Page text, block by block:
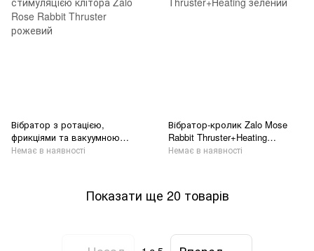
Вібратор з ротацією,
фрикціями та вакуумною
стимуляцією клітора Zalo
Немає в наявності
Вібратор-кролик Zalo Mose
Rabbit Thruster+Heating
зелений
Немає в наявності
Показати ще 20 товарів